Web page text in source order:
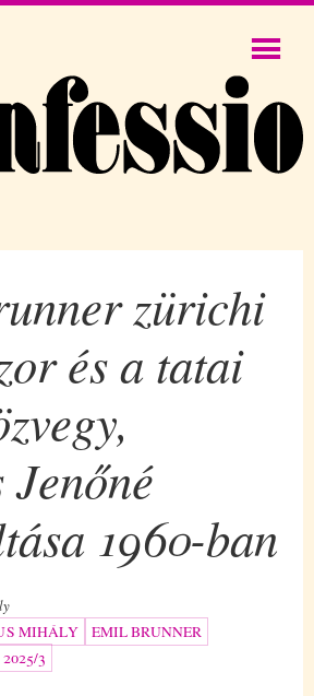
zürichi
és a tatai
1960-ban
MIHÁLY
EMIL BRUNNER
2025/3